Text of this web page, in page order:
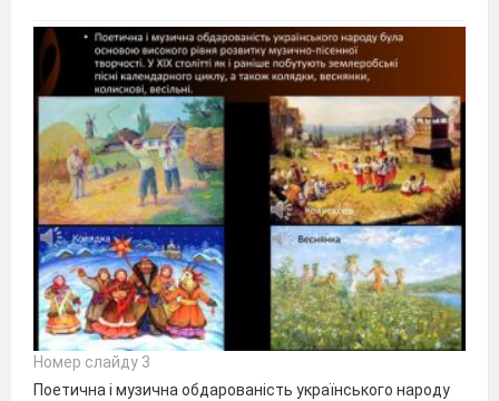
Номер слайду 3
Поетична і музична обдарованість українського народу